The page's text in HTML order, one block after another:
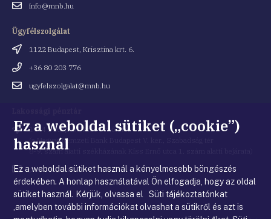
Emailinfo@mnb.hu
Ügyfélszolgálat
Cím
1122 Budapest, Krisztina krt. 6.
Telefonszám
+36 80 203 776
Emailugyfelszolgalat@mnb.hu
Cím 1054 Budapest, Kiss Ernő utca 1.
(a Magyar Nemzeti Bank Budapest V. ker., Szabadság tér
8-9. szám alatti székházának Kiss Ernő utca 1. szám alatti bejárata)
Email
cím
penztar@mnb.hu
Ez a weboldal sütiket („cookie”)
használ
Ez a weboldal sütiket használ a kényelmesebb böngészés
érdekében. A honlap használatával Ön elfogadja, hogy az oldal
sütiket használ. Kérjük, olvassa el Süti tájékoztatónkat
,amelyben további információkat olvashat a sütikről és azt is